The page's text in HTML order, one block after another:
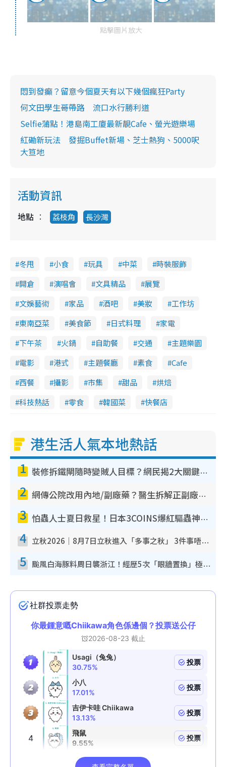
點擊圖片放大
悶到發癲？留意今個夏天有以下幾個瘋狂Party
何文田學生哥帶路 流口水行勝利道
Selfie蒲點！港島南工廈最新靚Cafe、螢光遊樂場
紅磡新玩法 發掘Buffet新場、芝士熱狗、5000呎
大笪地
活動資訊
地點 荔枝角 長沙灣
冬甩 小食 玩具 中菜
時裝服飾
開倉
演唱會 文具精品
展覽
文娛藝術
家品 酒吧 美妝
工作坊
東南亞菜
美食節 日式料理
家電
下午茶
火鍋 自助餐 交通
主題樂園
電影
港式 主題餐廳 素食
Cafe
西餐
攝影 市集 甜品
烘焙
科技熱話
零食 韓國菜 快餐店
港生活人氣本地熱話
1 裝修拆鐵閘隨時變賊人目標？網民揭2大關鍵用途：裝新式等於白裝？附新舊鐵閘分別
2 網傳公院改用內地/副廠藥？醫生拆解正副廠分別 揭4類人換藥隨時出事
3 怕蟲人士夏日救星！日本3COINS爆紅驅蟲神器$45起 1招「全程免觸碰」輕鬆搞定小強
4 立秋2026｜8月7日立秋進入「多事之秋」 3件事唔做得！專家教6招開運 清枱頭／銀包納氣接好運
5 颱風白海豚料周日襲浙江！經歷5次「眼牆置換」極罕見 成登陸內地最長途颱風